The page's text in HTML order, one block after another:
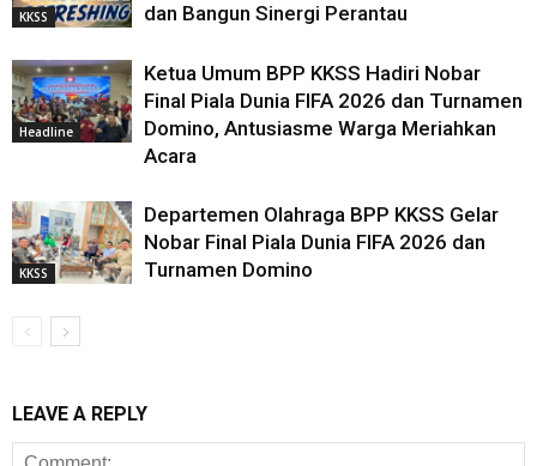
KKSS
dan Bangun Sinergi Perantau
Headline
Ketua Umum BPP KKSS Hadiri Nobar
Final Piala Dunia FIFA 2026 dan Turnamen
Domino, Antusiasme Warga Meriahkan
Acara
KKSS
Departemen Olahraga BPP KKSS Gelar
Nobar Final Piala Dunia FIFA 2026 dan
Turnamen Domino
LEAVE A REPLY